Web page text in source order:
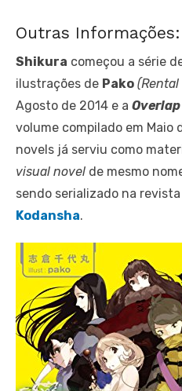
Outras Informações:
Shikura começou a série
ilustrações de Pako (Rental
Agosto de 2014 e a
volume compilado em Maio
novels já serviu como
visual novel de mesmo
sendo serializado na revista
Kodansha.